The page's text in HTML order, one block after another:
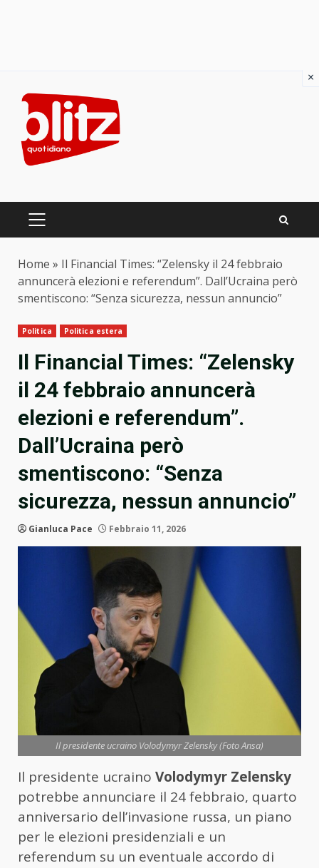
content
PRIMARY
Home » Il Financial Times: “Zelensky il 24 febbraio
annuncerà elezioni e referendum”. Dall’Ucraina però
smentiscono: “Senza sicurezza, nessun annuncio”
Politica Politica estera
Il Financial Times: “Zelensky
il 24 febbraio annuncerà
elezioni e referendum”.
Dall’Ucraina però
smentiscono: “Senza
sicurezza, nessun annuncio”
Gianluca Pace Febbraio 11, 2026
Il presidente ucraino Volodymyr Zelensky (Foto Ansa)
Il presidente ucraino Volodymyr Zelensky
potrebbe annunciare il 24 febbraio, quarto
anniversario dell’invasione russa, un piano
per le elezioni presidenziali e un
referendum su un eventuale accordo di
×